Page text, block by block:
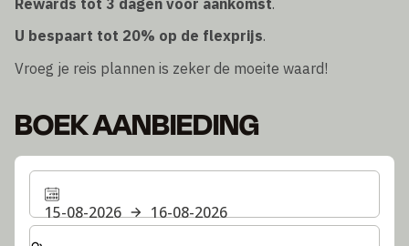
Rewards tot 3 dagen voor aankomst.
U bespaart tot 20% op de flexprijs.
Vroeg je reis plannen is zeker de moeite waard!
BOEK AANBIEDING
15-08-2026
16-08-2026
Selecteer het aantal kamers en gasten voor je verblijf